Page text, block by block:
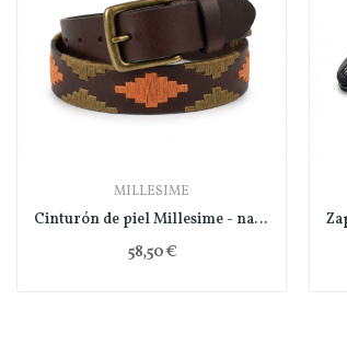
MILLESIME
Cinturón de piel Millesime - naranja
58,50 €